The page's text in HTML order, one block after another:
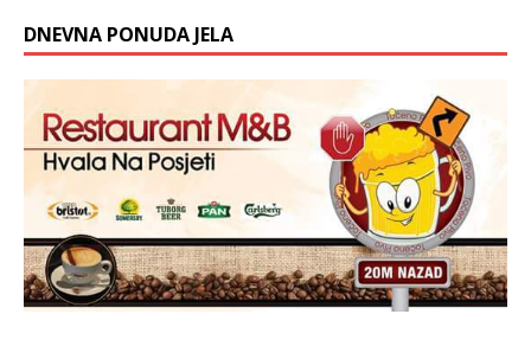
DNEVNA PONUDA JELA